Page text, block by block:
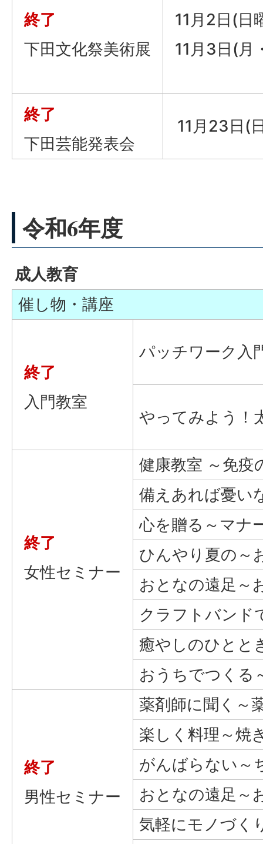
終了
下田文化祭美術展
11月2日(日
11月3日(月
終了
下田芸能発表会
11月23日(
令和6年度
成人教育
催し物・講座
終了
入門教室
パッチワーク入
やってみよう！
終了
女性セミナー
健康教室 ～免疫
備えあれば憂い
心を贈る～マナ
ひんやり夏の～
おとなの遠足～
クラフトバンド
癒やしのひとと
おうちでつくる
終了
男性セミナー
薬剤師に聞く～
楽しく料理～焼
がんばらない～
おとなの遠足～
気軽にモノづく